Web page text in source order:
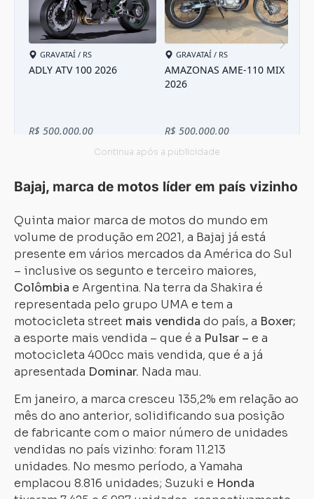
Bajaj, marca de motos líder em país vizinho
Quinta maior marca de motos do mundo em
volume de produção em 2021, a Bajaj já está
presente em vários mercados da América do Sul
– inclusive os segunto e terceiro maiores,
Colômbia e Argentina. Na terra da Shakira é
representada pelo grupo UMA e tem a
motocicleta street mais vendida do país, a Boxer;
a esporte mais vendida – que é a Pulsar – e a
motocicleta 400cc mais vendida, que é a já
apresentada Dominar. Nada mau.
Em janeiro, a marca cresceu 135,2% em relação ao
mês do ano anterior, solidificando sua posição
de fabricante com o maior número de unidades
vendidas no país vizinho: foram 11.213
unidades. No mesmo período, a Yamaha
emplacou 8.816 unidades; Suzuki e Honda